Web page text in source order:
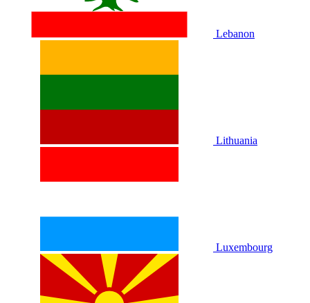
Lebanon
Lithuania
Luxembourg